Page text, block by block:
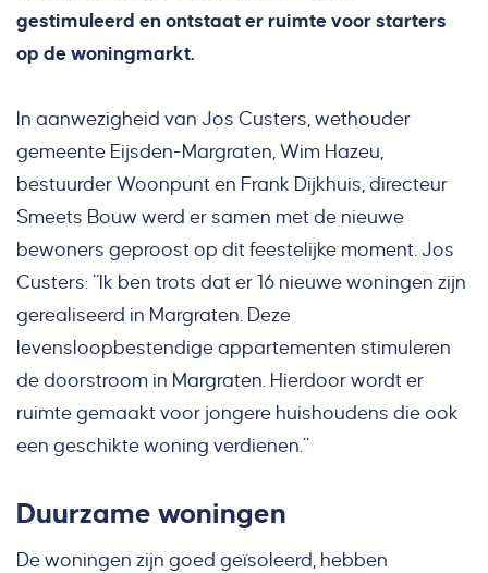
gestimuleerd en ontstaat er ruimte voor starters
op de woningmarkt.
In aanwezigheid van Jos Custers, wethouder
gemeente Eijsden-Margraten, Wim Hazeu,
bestuurder Woonpunt en Frank Dijkhuis, directeur
Smeets Bouw werd er samen met de nieuwe
bewoners geproost op dit feestelijke moment. Jos
Custers: “Ik ben trots dat er 16 nieuwe woningen zijn
gerealiseerd in Margraten. Deze
levensloopbestendige appartementen stimuleren
de doorstroom in Margraten. Hierdoor wordt er
ruimte gemaakt voor jongere huishoudens die ook
een geschikte woning verdienen.”
Duurzame woningen
De woningen zijn goed geïsoleerd, hebben